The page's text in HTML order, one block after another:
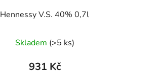
Hennessy V.S. 40% 0,7l
Skladem (>5 ks)
931 Kč